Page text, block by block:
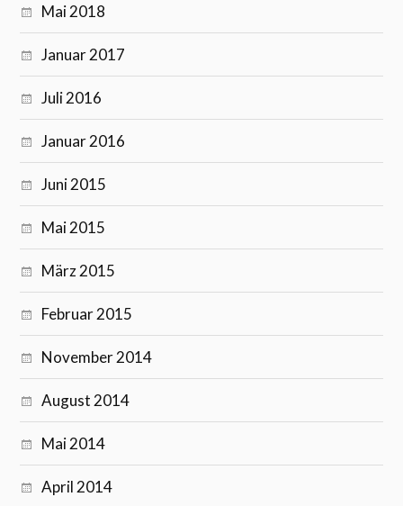
Mai 2018
Januar 2017
Juli 2016
Januar 2016
Juni 2015
Mai 2015
März 2015
Februar 2015
November 2014
August 2014
Mai 2014
April 2014